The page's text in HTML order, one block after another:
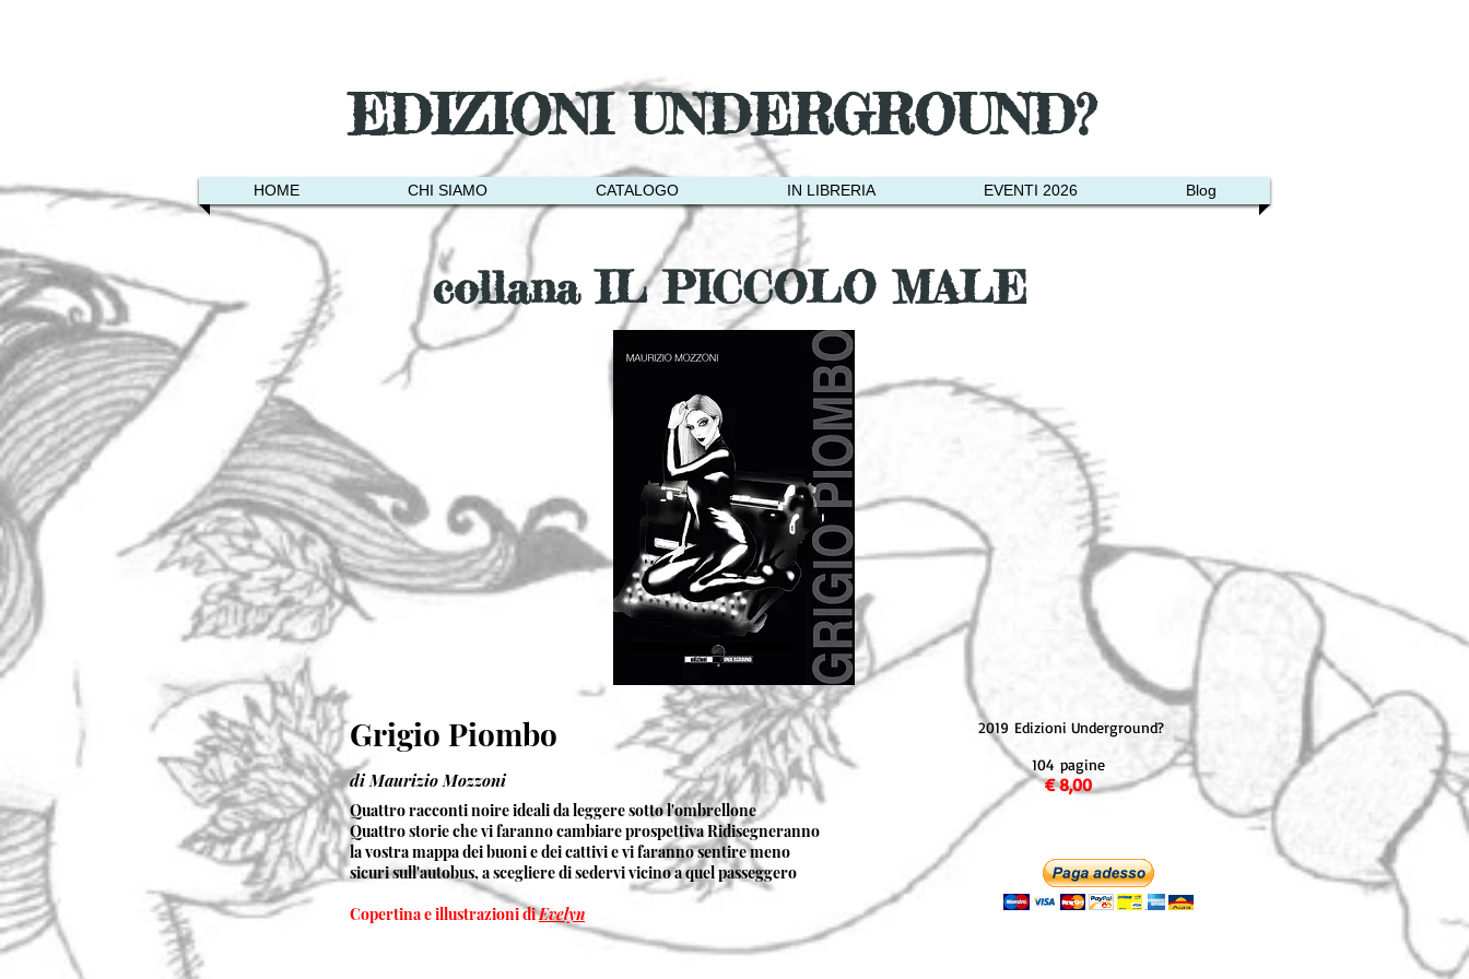
EDIZIONI UNDERGROUND?
HOME CHI SIAMO CATALOGO IN LIBRERIA EVENTI 2026 Blog
collana IL PICCOLO MALE
Grigio Piombo
di Maurizio Mozzoni
Quattro racconti noire ideali da leggere sotto l'ombrellone
Quattro storie che vi faranno cambiare prospettiva Ridisegneranno
la vostra mappa dei buoni e dei cattivi e vi faranno sentire meno
sicuri sull'autobus, a scegliere di sedervi vicino a quel passeggero
Copertina e illustrazioni diEvelyn
2019 Edizioni Underground?
104 pagine
€ 8,00